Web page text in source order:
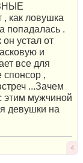
, как ловушка
попадалась .
он устал от
и
все для
спонсор ,
...Зачем
мужчиной
девушки на
4